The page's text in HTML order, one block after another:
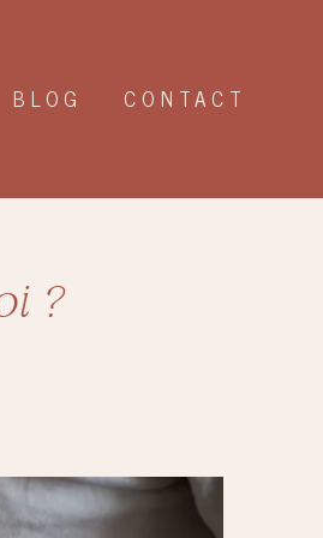
BLOG CONTACT
?